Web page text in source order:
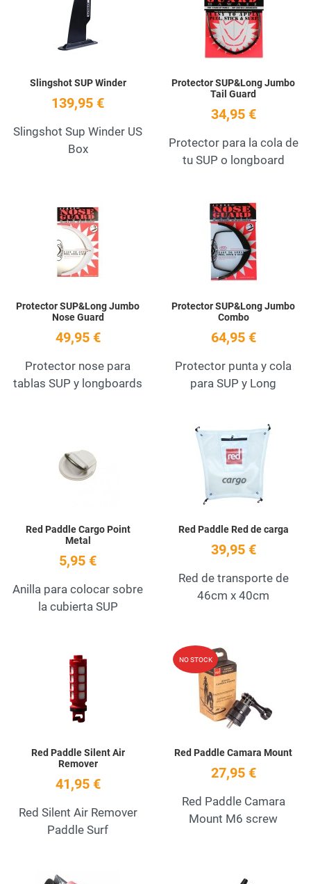
Quick View
Slingshot SUP Winder
139,95 €
Slingshot Sup Winder US
Box
Protector SUP&Long Jumbo
Tail Guard
34,95 €
Protector para la cola de
tu SUP o longboard
Add to Wishlist
Protector SUP&Long Jumbo
Nose Guard
49,95 €
Protector nose para
tablas SUP y longboards
Protector SUP&Long Jumbo
Combo
64,95 €
Protector punta y cola
para SUP y Long
Add to Wishlist
Quick View
Red Paddle Cargo Point
Metal
5,95 €
Anilla para colocar sobre
la cubierta SUP
Red Paddle Red de carga
39,95 €
Red de transporte de
46cm x 40cm
Add to Wishlist
Quick View
Red Paddle Silent Air
Remover
41,95 €
Red Silent Air Remover
Paddle Surf
NO STOCK
Red Paddle Camara Mount
27,95 €
Red Paddle Camara
Mount M6 screw